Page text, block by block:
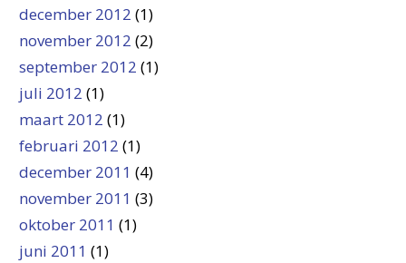
december 2012 (1)
november 2012 (2)
september 2012 (1)
juli 2012 (1)
maart 2012 (1)
februari 2012 (1)
december 2011 (4)
november 2011 (3)
oktober 2011 (1)
juni 2011 (1)